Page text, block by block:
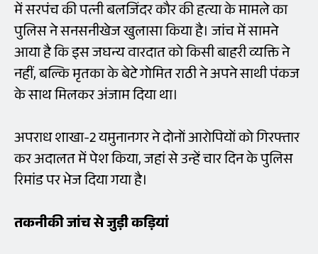
में सरपंच की पत्नी बलजिंदर कौर की हत्या के मामले का
पुलिस ने सनसनीखेज खुलासा किया है। जांच में सामने
आया है कि इस जघन्य वारदात को किसी बाहरी व्यक्ति ने
नहीं, बल्कि मृतका के बेटे गोमित राठी ने अपने साथी पंकज
के साथ मिलकर अंजाम दिया था।
अपराध शाखा-2 यमुनानगर ने दोनों आरोपियों को गिरफ्तार
कर अदालत में पेश किया, जहां से उन्हें चार दिन के पुलिस
रिमांड पर भेज दिया गया है।
तकनीकीजांचसेजुड़ीकड़ियां